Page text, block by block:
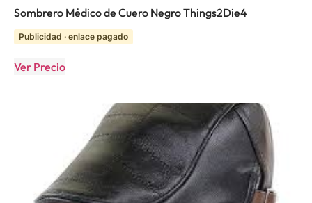
Sombrero Médico de Cuero Negro Things2Die4
Publicidad · enlace pagado
Ver Precio